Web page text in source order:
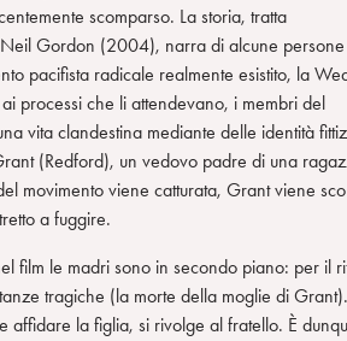
scomparso. La storia, tratta
Gordon (2004), narra di alcune persone
pacifista radicale realmente esistito, la
processi che li attendevano, i membri del
vita clandestina mediante delle identità
(Redford), un vedovo padre di una
movimento viene catturata, Grant viene
a fuggire.
film le madri sono in secondo piano: per il
tragiche (la morte della moglie di
affidare la figlia, si rivolge al fratello. È